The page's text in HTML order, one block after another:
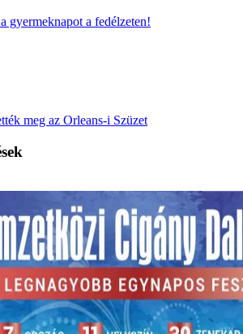
gyermeknapot a fedélzeten!
meg az Orleans-i Szüzet